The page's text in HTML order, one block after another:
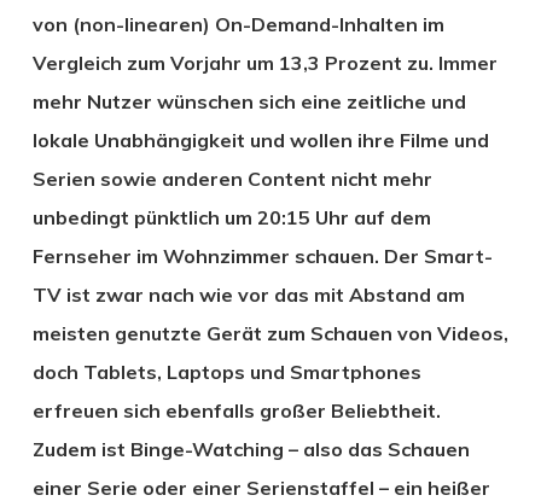
von (non-linearen) On-Demand-Inhalten im
Vergleich zum Vorjahr um 13,3 Prozent zu. Immer
mehr Nutzer wünschen sich eine zeitliche und
lokale Unabhängigkeit und wollen ihre Filme und
Serien sowie anderen Content nicht mehr
unbedingt pünktlich um 20:15 Uhr auf dem
Fernseher im Wohnzimmer schauen. Der Smart-
TV ist zwar nach wie vor das mit Abstand am
meisten genutzte Gerät zum Schauen von Videos,
doch Tablets, Laptops und Smartphones
erfreuen sich ebenfalls großer Beliebtheit.
Zudem ist Binge-Watching – also das Schauen
einer Serie oder einer Serienstaffel – ein heißer